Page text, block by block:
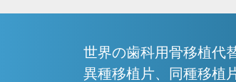
世界の歯科用骨移植代
異種移植片、同種移植